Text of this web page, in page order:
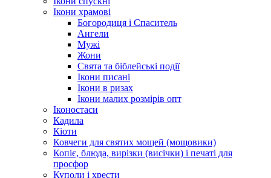
Ікони храмові
Богородиця і Спаситель
Ангели
Мужі
Жони
Свята та біблейські події
Ікони писані
Ікони в ризах
Ікони малих розмірів опт
Іконостаси
Кадила
Кіоти
Ковчеги для святих мощей (мощовики)
Копіє, блюда, вирізки (висічки) і печаті для
просфор
Куполи і хрести